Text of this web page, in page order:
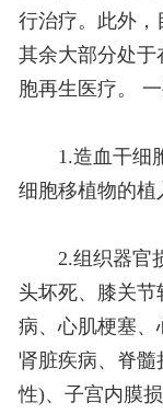
行治疗。此外，
其余大部分处于
胞再生医疗。
1.造血干细胞
细胞移植物的植
2.组织器官损
头坏死、膝关
病、心肌梗塞、
肾脏疾病、脊
性)、子宫内膜